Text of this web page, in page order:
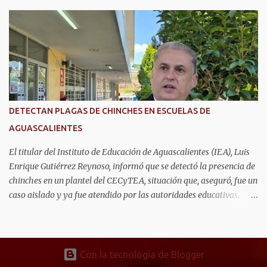
y Ernesto González Gómez, estudiantes de la Universidad
Politécnica de Aguascalientes (UPA), quienes actualmente realizan
una estancia académica en la Universidad de Alcalá, en España,
donde participan en un proyecto de innovación tecnológica con
impacto social. Ahí, trabajan en el desarrollo de un sistema que
combina sensores, comunicación inalámbrica y aplicaciones
digitales para monitorear la actividad dentro del hogar, con el
invadir su privacidad. Mientras Ernesto desarrolla la parte
electrónica que permite captar la información dentro de...
DETECTAN PLAGAS DE CHINCHES EN ESCUELAS DE
AGUASCALIENTES
El titular del Instituto de Educación de Aguascalientes (IEA), Luis
Enrique Gutiérrez Reynoso, informó que se detectó la presencia de
chinches en un plantel del CECyTEA, situación que, aseguró, fue un
caso aislado y ya fue atendido por las autoridades educativas.
proliferación de la plaga presuntamente se originó por materiales
almacenados en el lugar, aunado a las altas temperaturas que se
Con la tecnología de Blogger